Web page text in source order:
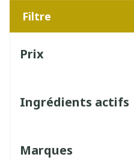
Filtre
Prix
Ingrédients actifs
Marques